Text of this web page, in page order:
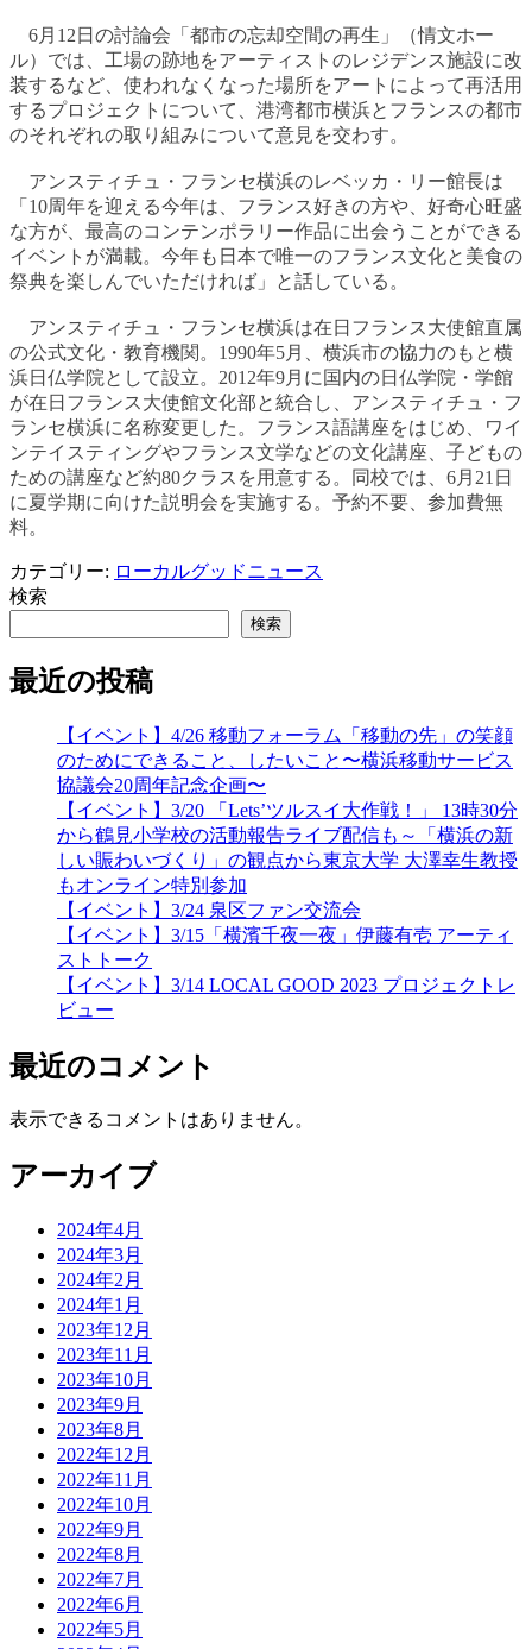
6月12日の討論会「都市の忘却空間の再生」（情文ホー
ル）では、工場の跡地をアーティストのレジデンス施設に改
装するなど、使われなくなった場所をアートによって再活用
するプロジェクトについて、港湾都市横浜とフランスの都市
のそれぞれの取り組みについて意見を交わす。
アンスティチュ・フランセ横浜のレベッカ・リー館長は
「10周年を迎える今年は、フランス好きの方や、好奇心旺盛
な方が、最高のコンテンポラリー作品に出会うことができる
イベントが満載。今年も日本で唯一のフランス文化と美食の
祭典を楽しんでいただければ」と話している。
アンスティチュ・フランセ横浜は在日フランス大使館直属
の公式文化・教育機関。1990年5月、横浜市の協力のもと横
浜日仏学院として設立。2012年9月に国内の日仏学院・学館
が在日フランス大使館文化部と統合し、アンスティチュ・フ
ランセ横浜に名称変更した。フランス語講座をはじめ、ワイ
ンテイスティングやフランス文学などの文化講座、子どもの
ための講座など約80クラスを用意する。同校では、6月21日
に夏学期に向けた説明会を実施する。予約不要、参加費無
料。
カテゴリー: ローカルグッドニュース
検索
検索
最近の投稿
【イベント】4/26 移動フォーラム「移動の先」の笑顔
のためにできること、したいこと〜横浜移動サービス
協議会20周年記念企画〜
【イベント】3/20 「Lets’ツルスイ大作戦！」 13時30分
から鶴見小学校の活動報告ライブ配信も～「横浜の新
しい賑わいづくり」の観点から東京大学 大澤幸生教授
もオンライン特別参加
【イベント】3/24 泉区ファン交流会
【イベント】3/15「横濱千夜一夜」伊藤有壱 アーティ
ストトーク
【イベント】3/14 LOCAL GOOD 2023 プロジェクトレ
ビュー
最近のコメント
表示できるコメントはありません。
アーカイブ
2024年4月
2024年3月
2024年2月
2024年1月
2023年12月
2023年11月
2023年10月
2023年9月
2023年8月
2022年12月
2022年11月
2022年10月
2022年9月
2022年8月
2022年7月
2022年6月
2022年5月